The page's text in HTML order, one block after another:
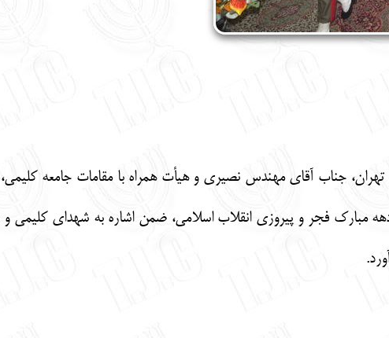
جناب آقای مهندس نصیری و هیأت همراه با مقامات جامعه کلیمی،
فجر و پیروزی انقلاب اسلامی، ضمن اشاره به شهدای کلیمی و